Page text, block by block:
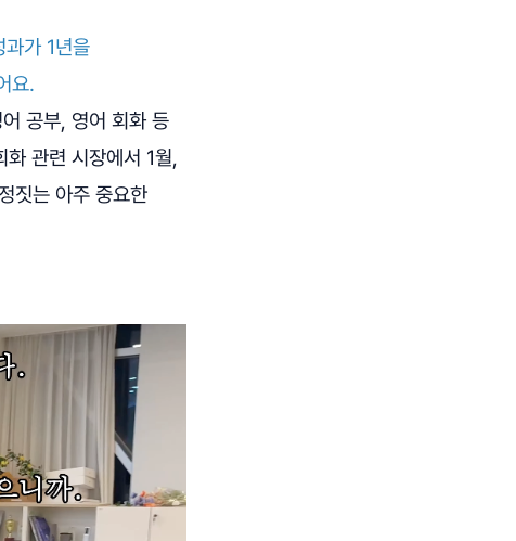
가 1년을
요.
공부, 영어 회화 등
관련 시장에서 1월,
짓는 아주 중요한